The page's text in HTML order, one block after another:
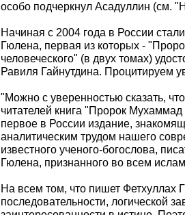
особо подчеркнул Асадуллин (см.
Начиная с 2004 года в России
Гюлена, первая из которых -
человеческого" (в двух томах)
Равиля Гайнутдина. Процитируем
"Можно с уверенностью сказать,
читателей книга "Пророк
первое в России издание,
аналитическим трудом нашего
известного ученого-богослова,
Гюлена, признанного во всем
На всем том, что пишет Фетхуллах
последовательности, логической